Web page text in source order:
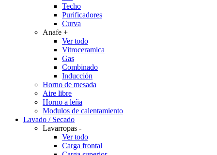
Techo
Purificadores
Curva
Anafe +
Ver todo
Vitroceramica
Gas
Combinado
Inducción
Horno de mesada
Aire libre
Horno a leña
Modulos de calentamiento
Lavado / Secado
Lavarropas -
Ver todo
Carga frontal